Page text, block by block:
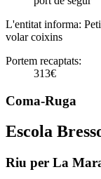
L'entitat informa:
volar coixins
Portem recaptats:
313€
Coma-Ruga
Escola
Riu per La